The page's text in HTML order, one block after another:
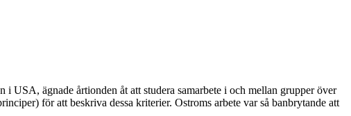
USA, ägnade årtionden åt att studera samarbete i och mellan grupper över
för att beskriva dessa kriterier. Ostroms arbete var så banbrytande att